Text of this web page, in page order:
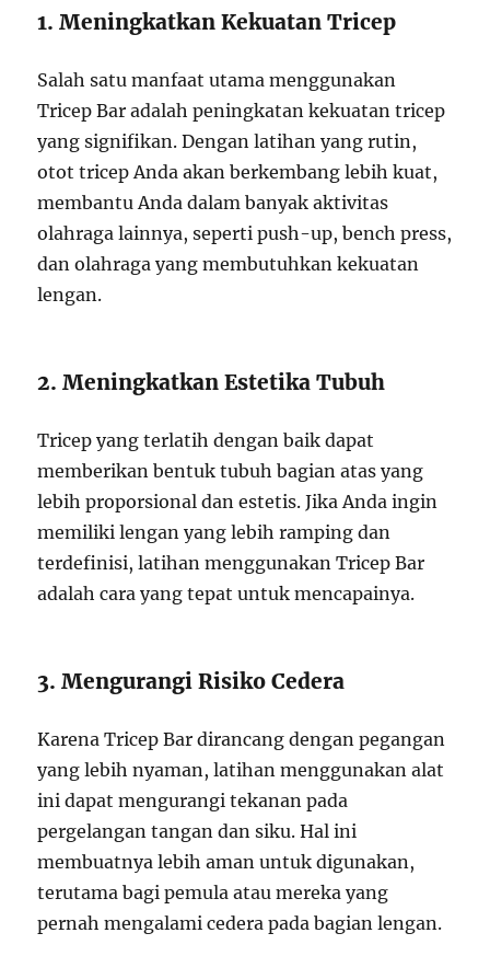
1. Meningkatkan Kekuatan Tricep
Salah satu manfaat utama menggunakan
Tricep Bar adalah peningkatan kekuatan tricep
yang signifikan. Dengan latihan yang rutin,
otot tricep Anda akan berkembang lebih kuat,
membantu Anda dalam banyak aktivitas
olahraga lainnya, seperti push-up, bench press,
dan olahraga yang membutuhkan kekuatan
lengan.
2. Meningkatkan Estetika Tubuh
Tricep yang terlatih dengan baik dapat
memberikan bentuk tubuh bagian atas yang
lebih proporsional dan estetis. Jika Anda ingin
memiliki lengan yang lebih ramping dan
terdefinisi, latihan menggunakan Tricep Bar
adalah cara yang tepat untuk mencapainya.
3. Mengurangi Risiko Cedera
Karena Tricep Bar dirancang dengan pegangan
yang lebih nyaman, latihan menggunakan alat
ini dapat mengurangi tekanan pada
pergelangan tangan dan siku. Hal ini
membuatnya lebih aman untuk digunakan,
terutama bagi pemula atau mereka yang
pernah mengalami cedera pada bagian lengan.